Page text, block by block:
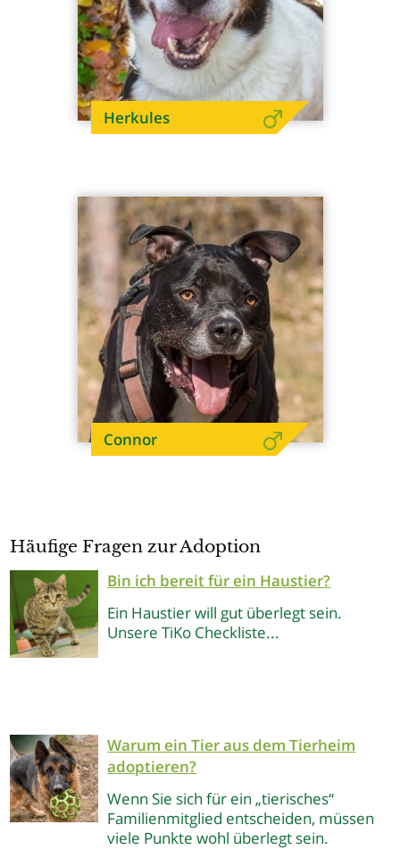
Herkules
Connor
Häufige Fragen zur Adoption
Bin ich bereit für ein Haustier?
Ein Haustier will gut überlegt sein.
Unsere TiKo Checkliste...
Warum ein Tier aus dem Tierheim
adoptieren?
Wenn Sie sich für ein „tierisches“
Familienmitglied entscheiden, müssen
viele Punkte wohl überlegt sein.